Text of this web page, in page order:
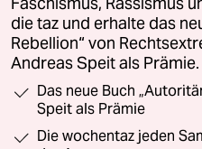
die taz und erhalte das
Rebellion“ von
Andreas Speit als Prämie.
Das neue Buch
Speit als Prämie
Die wochentaz jeden